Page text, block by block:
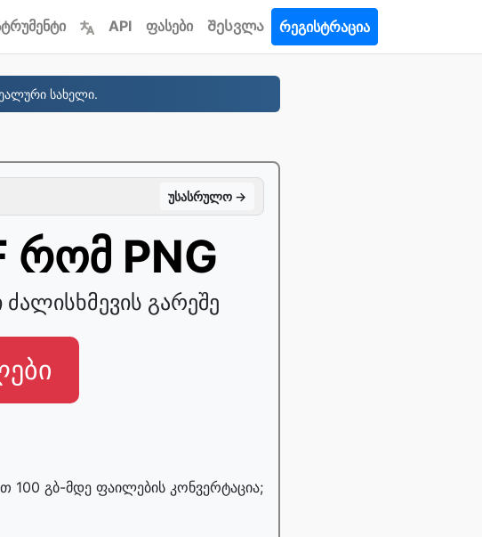
API ფასები Შესვლა რეგისტრაცია
სახელი.
უსასრულო →
რომ PNG
გარეშე
100 გბ-მდე ფაილების კონვერტაცია;